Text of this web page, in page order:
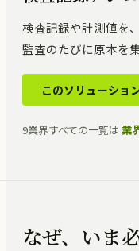
検査記録や計測値を
監査のたびに原本を
このソリューショ
9業界すべての一覧は 業
なぜ、いま